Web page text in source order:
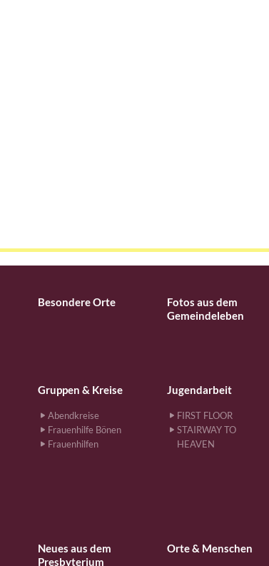
Besondere Orte
Fotos aus dem
Gemeindeleben
Gruppen & Kreise
Abendkreise
Frauenhilfe Bönen
Frauenhilfen
Jugendarbeit
FIRST FLOOR
STAIRWAY TO
HEAVEN
Neues aus dem
Presbyterium
Orte & Menschen